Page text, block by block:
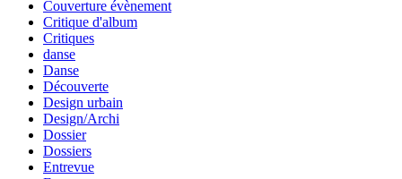
Couverture évènement
Critique d'album
Critiques
danse
Danse
Découverte
Design urbain
Design/Archi
Dossier
Dossiers
Entrevue